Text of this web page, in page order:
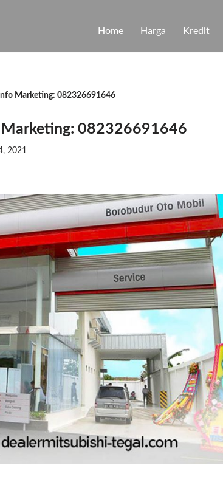
Home Harga Kredit
Marketing: 082326691646
Marketing: 082326691646
2021